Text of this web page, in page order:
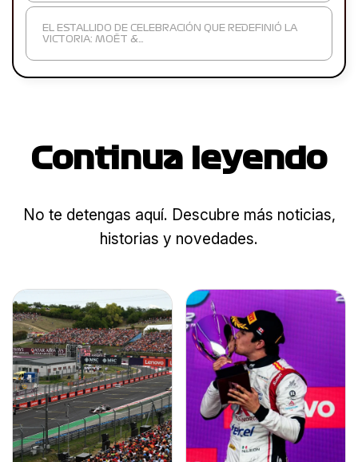
EL ESTALLIDO DE CELEBRACIÓN QUE REDEFINIÓ LA
VICTORIA: MOËT &…
Continua leyendo
No te detengas aquí. Descubre más noticias,
historias y novedades.